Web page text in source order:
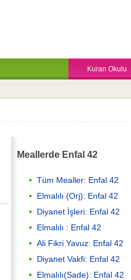
Kuran Okulu
Meallerde Enfal 42
Tüm Mealler: Enfal 42
Elmalılı (Orj): Enfal 42
Diyanet İşleri: Enfal 42
Elmalılı : Enfal 42
Ali Fikri Yavuz: Enfal 42
Diyanet Vakfi: Enfal 42
Elmalılı(Sade): Enfal 42